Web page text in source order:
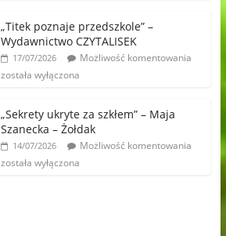
„Titek poznaje przedszkole” –
Wydawnictwo CZYTALISEK
17/07/2026
Możliwość komentowania
została wyłączona
„Sekrety ukryte za szkłem” – Maja
Szanecka – Żołdak
14/07/2026
Możliwość komentowania
została wyłączona